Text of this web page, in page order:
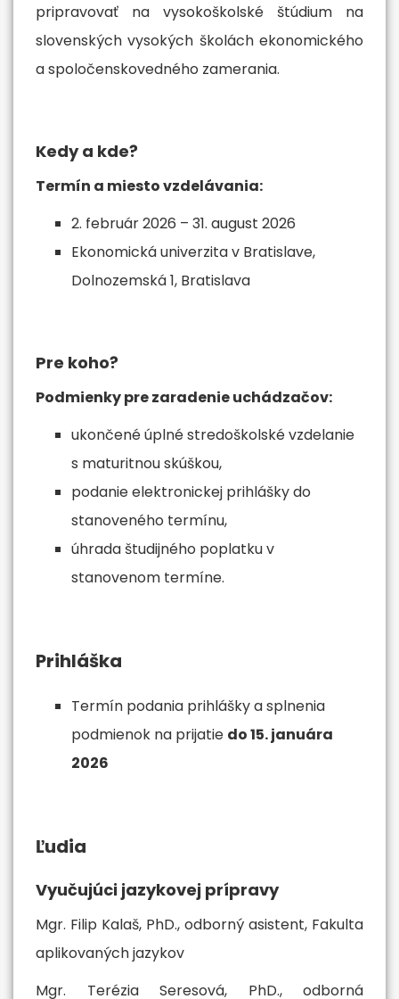
pripravovať na vysokoškolské štúdium na
slovenských vysokých školách ekonomického
a spoločenskovedného zamerania.
Kedy a kde?
Termín a miesto vzdelávania:
2. február 2026 – 31. august 2026
Ekonomická univerzita v Bratislave,
Dolnozemská 1, Bratislava
Pre koho?
Podmienky pre zaradenie uchádzačov:
ukončené úplné stredoškolské vzdelanie
s maturitnou skúškou,
podanie elektronickej prihlášky do
stanoveného termínu,
úhrada študijného poplatku v
stanovenom termíne.
Prihláška
Termín podania prihlášky a splnenia
podmienok na prijatie do 15. januára
2026
Ľudia
Vyučujúci jazykovej prípravy
Mgr. Filip Kalaš, PhD., odborný asistent, Fakulta
aplikovaných jazykov
Mgr. Terézia Seresová, PhD., odborná